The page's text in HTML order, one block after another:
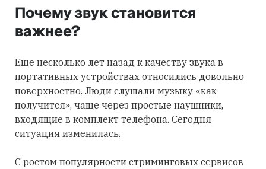
Почему звук становится
важнее?
Еще несколько лет назад к качеству звука в
портативных устройствах относились довольно
поверхностно. Люди слушали музыку «как
получится», чаще через простые наушники,
входящие в комплект телефона. Сегодня
ситуация изменилась.
С ростом популярности стриминговых сервисов